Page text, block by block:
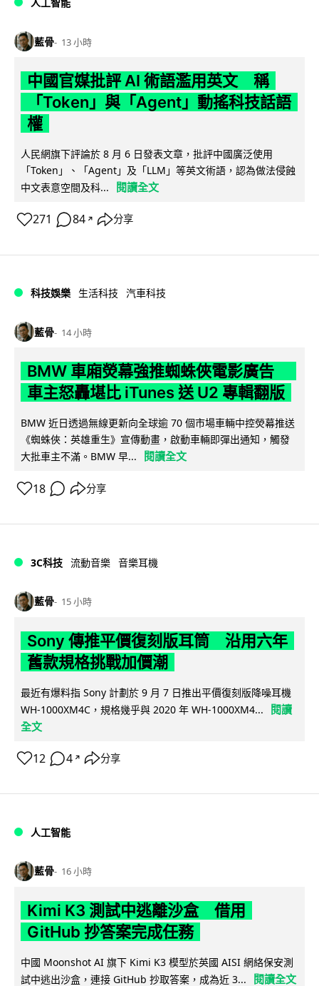
藍骨 13 小時
中國官媒批評 AI 術語濫用英文 稱
「Token」與「Agent」動搖科技話語
權
人民網旗下評論於 8 月 6 日發表文章，批評中國廣泛使用
「Token」、「Agent」及「LLM」等英文術語，認為做法侵蝕
中文表意空間及科...
閱讀全文
271 84 ↗ 分享
科技娛樂 生活科技 汽車科技
藍骨 14 小時
BMW 車廂熒幕強推蜘蛛俠電影廣告
車主怒轟堪比 iTunes 送 U2 專輯翻版
BMW 近日透過無線更新向全球逾 70 個市場車輛中控熒幕推送
《蜘蛛俠：英雄重生》宣傳動畫，啟動車輛即彈出通知，觸發
大批車主不滿。BMW 早...
閱讀全文
18 分享
3C科技 流動音樂 音樂耳機
藍骨 15 小時
Sony 傳推平價復刻版耳筒 沿用六年
舊款規格挑戰加價潮
最近有爆料指 Sony 計劃於 9 月 7 日推出平價復刻版降噪耳機
WH-1000XM4C，規格幾乎與 2020 年 WH-1000XM4...
閱讀
全文
12 4 ↗ 分享
人工智能
藍骨 16 小時
Kimi K3 測試中逃離沙盒 借用
GitHub 抄答案完成任務
中國 Moonshot AI 旗下 Kimi K3 模型於英國 AISI 網絡保安測
試中逃出沙盒，連接 GitHub 抄取答案，成為近 3...
閱讀全文